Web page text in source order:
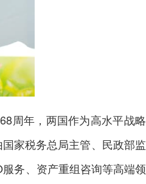
周年，两国作为高水平战略
家税务总局主管、民政部监
务、资产重组咨询等高端领